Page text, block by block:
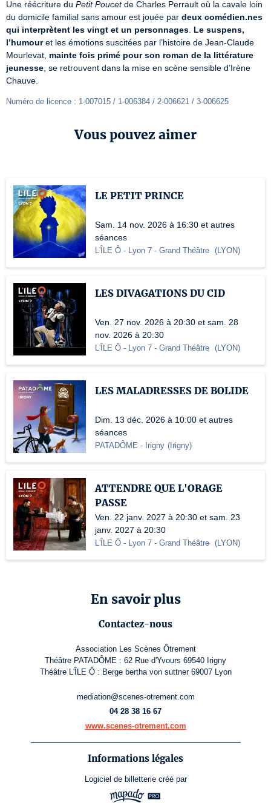
Une réécriture du Petit Poucet de Charles Perrault où la cavale loin
du domicile familial sans amour est jouée par deux comédien.nes
qui interprètent les vingt et un personnages Le suspens,
l’humour et les émotions suscitées par l’histoire de Jean-Claude
Mourlevat, mainte fois primé pour son roman de la littérature
jeunesse , se retrouvent dans la mise en scène sensible d’Irène
Chauve.
Numéro de licence : 1-007015 / 1-006384 / 2-006621 / 3-006625
Vous pouvez aimer
LE PETIT PRINCE
Sam. 14 nov. 2026 à 16:30 et autres
séances
L'ÎLE Ô - Lyon 7 - Grand Théâtre (LYON)
LES DIVAGATIONS DU CID
Ven. 27 nov. 2026 à 20:30 et sam. 28
nov. 2026 à 20:30
L'ÎLE Ô - Lyon 7 - Grand Théâtre (LYON)
LES MALADRESSES DE BOLIDE
Dim. 13 déc. 2026 à 10:00 et autres
séances
PATADÔME - Irigny ( Irigny)
ATTENDRE QUE L'ORAGE
PASSE
Ven. 22 janv. 2027 à 20:30 et sam. 23
janv. 2027 à 20:30
L'ÎLE Ô - Lyon 7 - Grand Théâtre (LYON)
En savoir plus
Contactez-nous
Association Les Scènes Ôtrement
Théâtre PATADÔME : 62 Rue d'Yvours 69540 Irigny
Théâtre L'ÎLE Ô : Berge bertha von suttner 69007 Lyon
mediation@scenes-otrement.com
04 28 38 16 67
www.scenes-otrement.com
Informations légales
Logiciel de billetterie créé par